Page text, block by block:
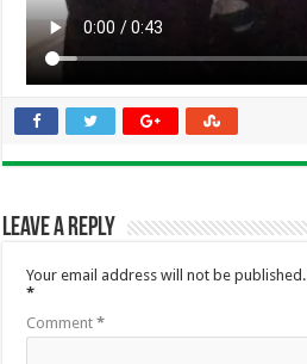
Leave a Reply
Your email address will not be published.
*
Comment*